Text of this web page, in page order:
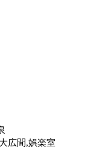
広間,娯楽室